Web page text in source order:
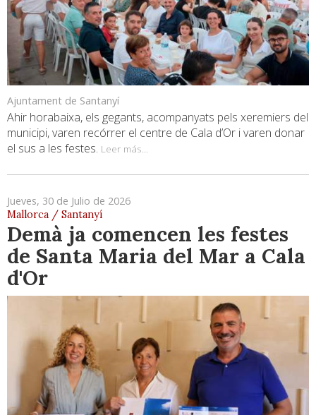
Ajuntament de Santanyí
Ahir horabaixa, els gegants, acompanyats pels xeremiers del
municipi, varen recórrer el centre de Cala d’Or i varen donar
el sus a les festes. Leer más...
Jueves, 30 de Julio de 2026
Mallorca / Santanyí
Demà ja comencen les festes
de Santa Maria del Mar a Cala
d'Or